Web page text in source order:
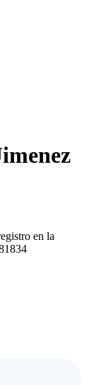
en la